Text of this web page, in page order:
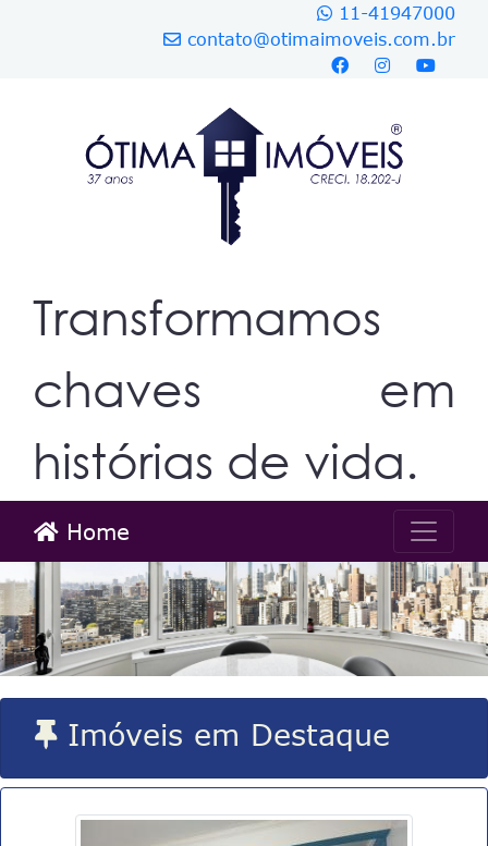
11-41947000
contato@otimaimoveis.com.br
Transformamos
chaves em
histórias de vida.
Home
Imóveis em Destaque